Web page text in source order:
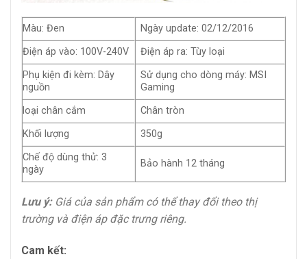
Màu: Đen
Ngày update: 02/12/2016
Điện áp vào: 100V-240V
Điện áp ra: Tùy loại
Phụ kiện đi kèm: Dây
nguồn
Sử dụng cho dòng máy: MSI
Gaming
loại chân cắm
Chân tròn
Khối lượng
350g
Chế độ dùng thử: 3
ngày
Bảo hành 12 tháng
Lưu ý:Giá của sản phẩm có thể thay đổi theo thị
trường và điện áp đặc trưng riêng.
Cam kết: